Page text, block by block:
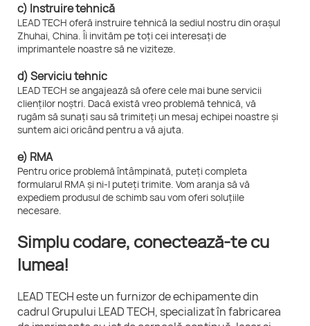
c) Instruire tehnică
LEAD TECH oferă instruire tehnică la sediul nostru din orașul
Zhuhai, China. Îi invităm pe toți cei interesați de
imprimantele noastre să ne viziteze.
d) Serviciu tehnic
LEAD TECH se angajează să ofere cele mai bune servicii
clienților noștri. Dacă există vreo problemă tehnică, vă
rugăm să sunați sau să trimiteți un mesaj echipei noastre și
suntem aici oricând pentru a vă ajuta.
e) RMA
Pentru orice problemă întâmpinată, puteți completa
formularul RMA și ni-l puteți trimite. Vom aranja să vă
expediem produsul de schimb sau vom oferi soluțiile
necesare.
Simplu codare, conectează-te cu
lumea!
LEAD TECH este un furnizor de echipamente din
cadrul Grupului LEAD TECH, specializat în fabricarea